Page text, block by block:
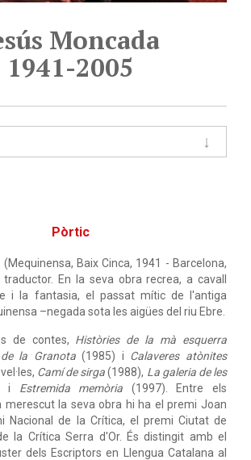
Moncada
1941-2005
Pòrtic
(Mequinensa, Baix Cinca, 1941 - Barcelona,
En la seva obra recrea, a cavall
i la fantasia, el passat mític de l'antiga
–negada sota les aigües del riu Ebre.
de contes, Històries de la mà esquerra
la Granota(1985) i Calaveres atònites
Camí de sirga(1988), La galeria de les
i Estremida memòria (1997). Entre els
merescut la seva obra hi ha el premi Joan
Nacional de la Crítica, el premi Ciutat de
la Crítica Serra d'Or. És distingit amb el
dels Escriptors en Llengua Catalana al